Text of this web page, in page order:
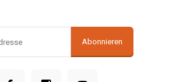
Abonnieren